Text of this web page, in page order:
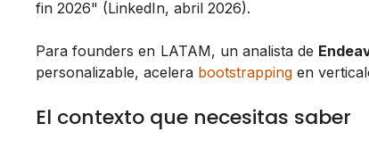
fin 2026" (LinkedIn, abril 2026).
Para founders en LATAM, un analista de
personalizable, acelera bootstrapping en
El contexto que necesitas saber